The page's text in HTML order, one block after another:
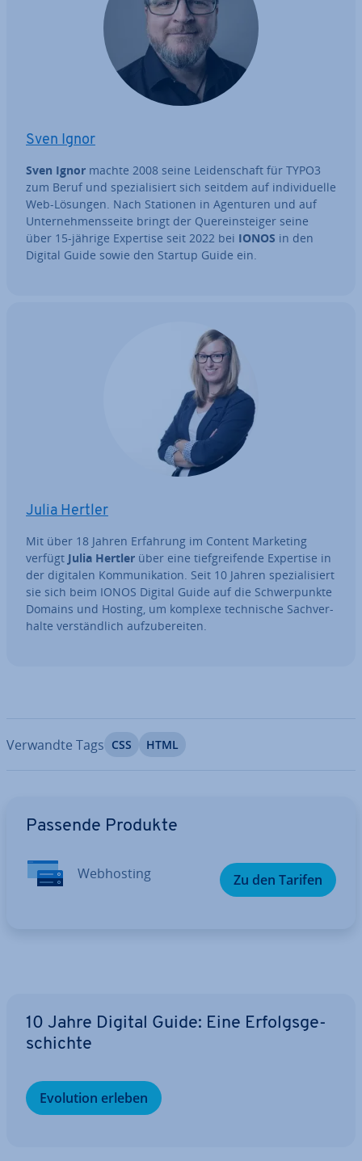
Sven Ignor
Sven Ignor machte 2008 seine Lei­den­schaft für TYPO3
zum Beruf und spe­zia­li­siert sich seitdem auf in­di­vi­du­el­le
Web-Lösungen. Nach Stationen in Agenturen und auf
Un­ter­neh­mens­sei­te bringt der Quer­ein­stei­ger seine
über 15-jährige Expertise seit 2022 bei IONOS in den
Digital Guide sowie den Startup Guide ein.
Julia Hertler
Mit über 18 Jahren Erfahrung im Content Marketing
verfügt Julia Hertler über eine tief­grei­fen­de Expertise in
der digitalen Kom­mu­ni­ka­ti­on. Seit 10 Jahren spe­zia­li­siert
sie sich beim IONOS Digital Guide auf die Schwer­punk­te
Domains und Hosting, um komplexe tech­ni­sche Sach­ver­
hal­te ver­ständ­lich auf­zu­be­rei­ten.
Verwandte Tags CSS HTML
Passende Produkte
Web­hos­ting Zu den Tarifen
10 Jahre Digital Guide: Eine Er­folgs­ge­
schich­te
Evolution erleben